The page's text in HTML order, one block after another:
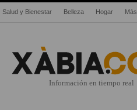
Salud y Bienestar Belleza Hogar Más
Información en tiempo real